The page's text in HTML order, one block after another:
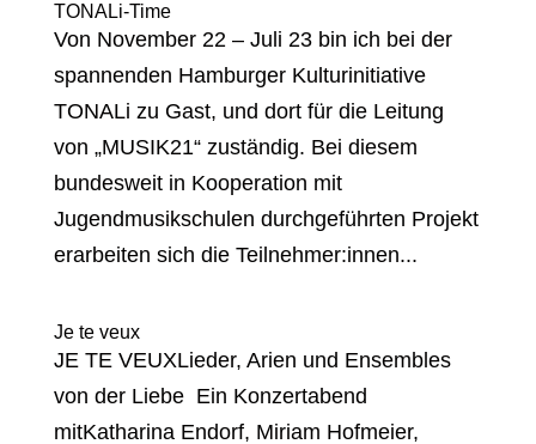
TONALi-Time
Von November 22 – Juli 23 bin ich bei der
spannenden Hamburger Kulturinitiative
TONALi zu Gast, und dort für die Leitung
von „MUSIK21“ zuständig. Bei diesem
bundesweit in Kooperation mit
Jugendmusikschulen durchgeführten Projekt
erarbeiten sich die Teilnehmer:innen...
Je te veux
JE TE VEUXLieder, Arien und Ensembles
von der Liebe Ein Konzertabend
mitKatharina Endorf, Miriam Hofmeier,